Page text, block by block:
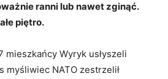
ranni lub nawet zginąć.
piętro.
mieszkańcy Wyryk usłyszeli
myśliwiec NATO zestrzelił